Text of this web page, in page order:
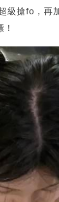
級搶fo，再